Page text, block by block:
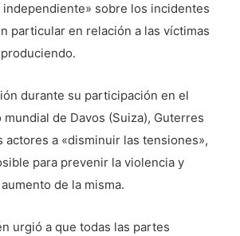
independiente» sobre los incidentes
particular en relación a las víctimas
durante su participación en el
mundial de Davos (Suiza), Guterres
actores a «disminuir las tensiones»,
para prevenir la violencia y
de la misma.
urgió a que todas las partes